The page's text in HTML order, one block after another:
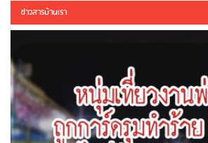
ข่าวสารบ้านเรา